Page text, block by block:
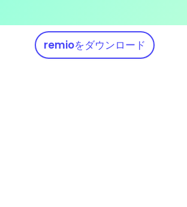
remioをダウンロード